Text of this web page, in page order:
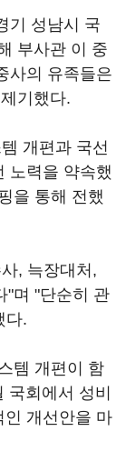
기 성남시 국
부사관 이 중
사의 유족들은
기했다.
개편과 국선
노력을 약속했
을 통해 전했
, 늑장대처,
"며 "단순히 관
다.
템 개편이 함
회에서 성비
인 개선안을 마